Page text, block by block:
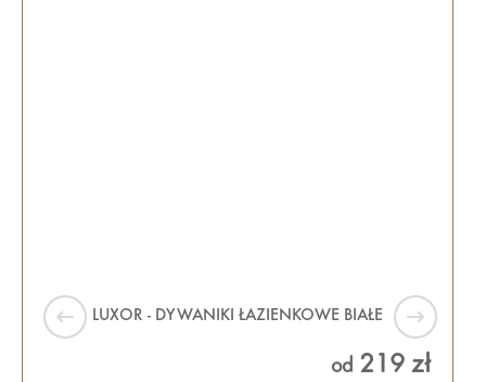
LUXOR - DYWANIKI ŁAZIENKOWE BIAŁE
od 219 zł